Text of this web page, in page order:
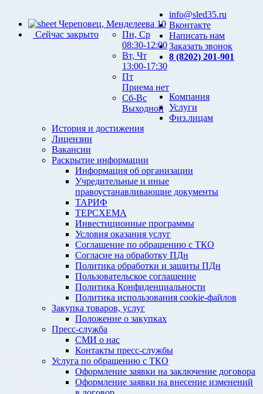
Череповец, Менделеева 10
Сейчас закрыто
Пн, Ср
08:30-12:00
Вт, Чт
13:00-17:30
Пт
Приема нет
Сб-Вс
Выходной
info@sled35.ru
Вконтакте
Написать нам
Заказать звонок
8 (8202) 201-901
Компания
История и достижения
Лицензии
Вакансии
Раскрытие информации
Информация об организации
Учредительные и иные
правоустанавливающие документы
ТАРИФ
ТЕРСХЕМА
Инвестиционные программы
Условия оказания услуг
Соглашение по обращению с ТКО
Согласие на обработку ПДн
Политика обработки и защиты ПДн
Пользовательское соглашение
Политика Конфиденциальности
Политика использования cookie-файлов
Закупка товаров, услуг
Положение о закупках
Пресс-служба
СМИ о нас
Контакты пресс-службы
Услуги
Услуга по обращению с ТКО
Оформление заявки на заключение договора
Оформление заявки на внесение изменений
Физ.лицам